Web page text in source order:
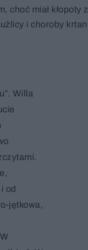
choć miał kłopoty z
i choroby
Willa
od
jętkowa,